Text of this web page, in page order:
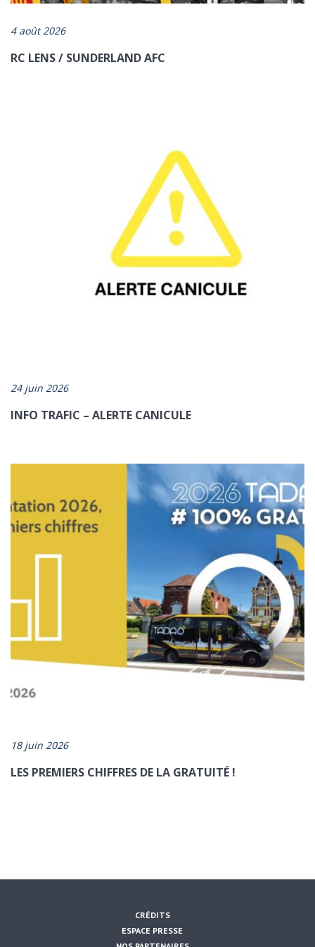
4 août 2026
RC LENS / SUNDERLAND AFC
24 juin 2026
INFO TRAFIC – ALERTE CANICULE
18 juin 2026
LES PREMIERS CHIFFRES DE LA GRATUITÉ !
CRÉDITS
ESPACE PRESSE